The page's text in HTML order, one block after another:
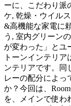
ーに、こだわり派
ケ, 乾燥・ウイル
&高機能な家電に
う, 室内グリーン
が変わった」とユ
トーンインテリ
ンテリアです。同
レーの配分によっ
か？今回は、
を、メインで使わ